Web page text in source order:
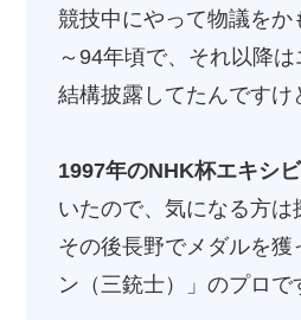
競技中にやって物議をか
～94年頃で、それ以降
結構披露してたんですけ
1997年のNHK杯エキシ
いたので、気になる方は
その後長野でメダルを獲
ン（三銃士）」のプロで